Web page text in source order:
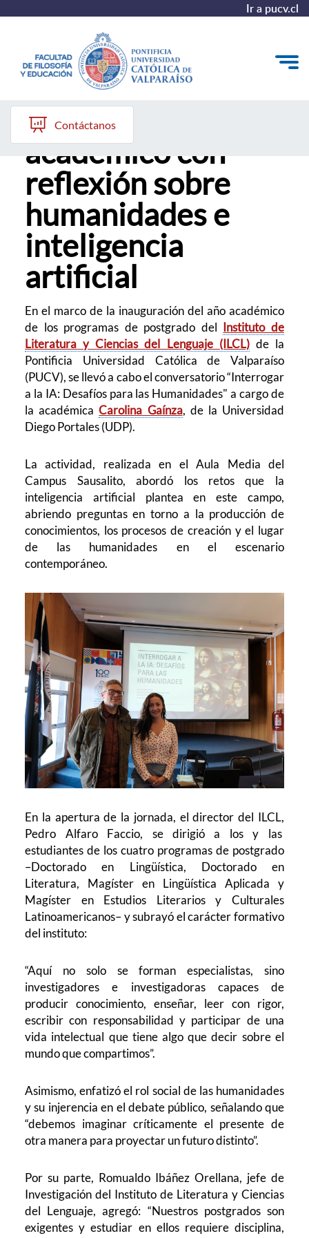
Ir a pucv.cl
Quiénes somos
Líneas de trabajo 2025-2028
Historia
Proyecto Conocimientos 2030
Reportes
Contáctanos
ILCL inaugura año
académico con
reflexión sobre
humanidades e
inteligencia
artificial
En el marco de la inauguración del año académico
de los programas de postgrado del Instituto de
Literatura y Ciencias del Lenguaje (ILCL)de la
Pontificia Universidad Católica de Valparaíso
(PUCV), se llevó a cabo el conversatorio “Interrogar
a la IA: Desafíos para las Humanidades" a cargo de
la académicaCarolina Gaínza, de la Universidad
Diego Portales (UDP).
La actividad, realizada en el Aula Media del
Campus Sausalito, abordó los retos que la
inteligencia artificial plantea en este campo,
abriendo preguntas en torno a la producción de
conocimientos, los procesos de creación y el lugar
de las humanidades en el escenario
contemporáneo.
En la apertura de la jornada, el director del ILCL,
Pedro Alfaro Faccio, se dirigió a los y las
estudiantes de los cuatro programas de postgrado
–Doctorado en Lingüística, Doctorado en
Literatura, Magíster en Lingüística Aplicada y
Magíster en Estudios Literarios y Culturales
Latinoamericanos– y subrayó el carácter formativo
del instituto:
“Aquí no solo se forman especialistas, sino
investigadores e investigadoras capaces de
producir conocimiento, enseñar, leer con rigor,
escribir con responsabilidad y participar de una
vida intelectual que tiene algo que decir sobre el
mundo que compartimos”.
Asimismo, enfatizó el rol social de las humanidades
y su injerencia en el debate público, señalando que
“debemos imaginar críticamente el presente de
otra manera para proyectar un futuro distinto”.
Por su parte, Romualdo Ibáñez Orellana, jefe de
Investigación del Instituto de Literatura y Ciencias
del Lenguaje, agregó: “Nuestros postgrados son
exigentes y estudiar en ellos requiere disciplina,